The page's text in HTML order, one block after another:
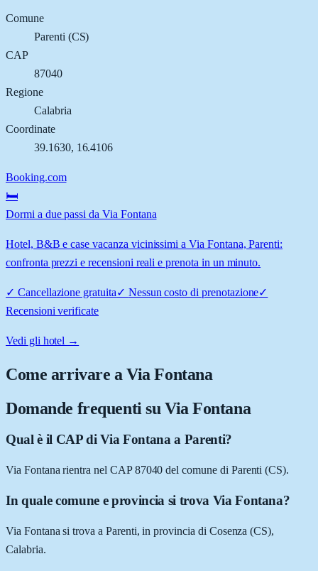
Comune
Parenti (CS)
CAP
87040
Regione
Calabria
Coordinate
39.1630, 16.4106
Booking.com
🛏️
Dormi a due passi da Via Fontana
Hotel, B&B e case vacanza vicinissimi a Via Fontana, Parenti:
confronta prezzi e recensioni reali e prenota in un minuto.
✓ Cancellazione gratuita✓ Nessun costo di prenotazione✓
Recensioni verificate
Vedi gli hotel →
Come arrivare aVia Fontana
Domande frequenti su Via Fontana
Qual è il CAP di Via Fontana a Parenti?
Via Fontana rientra nel CAP 87040 del comune di Parenti (CS).
In quale comune e provincia si trova Via Fontana?
Via Fontana si trova a Parenti, in provincia di Cosenza (CS),
Calabria.